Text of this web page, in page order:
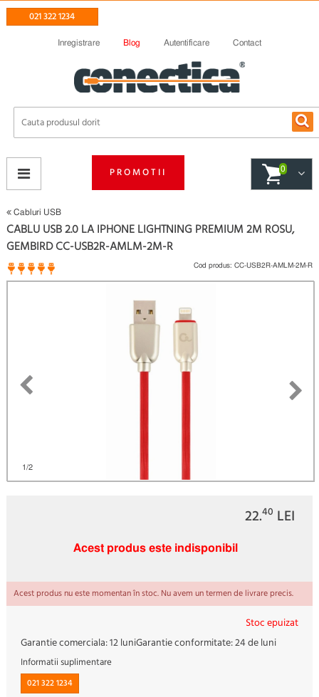
021 322 1234
Inregistrare Blog Autentificare Contact
PROMOTII 0
Cabluri USB
1/2
CABLU USB 2.0 LA IPHONE LIGHTNING PREMIUM 2M ROSU,
GEMBIRD CC-USB2R-AMLM-2M-R
1 opinii
Cod produs: CC-USB2R-AMLM-2M-R
22.40 LEI
Acest produs este indisponibil
Acest produs nu este momentan în stoc. Nu avem un termen de livrare precis.
Stoc epuizat
Garantie comerciala:12 luniGarantie conformitate:24 de luni
Informatii suplimentare
021 322 1234